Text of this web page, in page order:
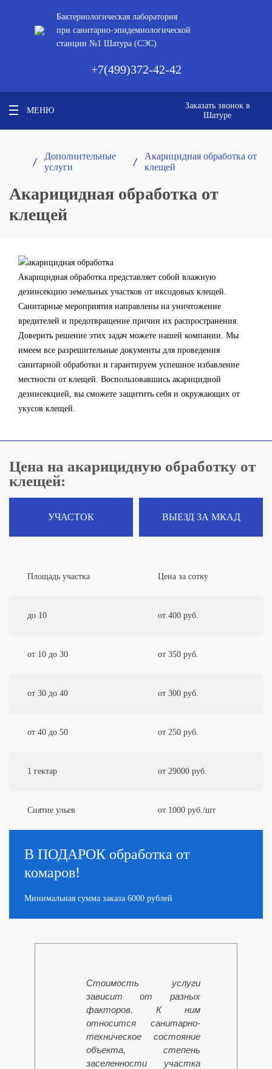
Бактериологическая лаборатория
при санитарно-эпидемиологической
станции №1 Шатура (СЭС)
+7(499)372-42-42
МЕНЮ
Заказать звонок в
Шатуре
/
Дополнительные
услуги
/ Акарицидная обработка от
клещей
Акарицидная обработка от
клещей
Акарицидная обработка представляет собой влажную
дезинсекцию земельных участков от иксодовых клещей.
Санитарные мероприятия направлены на уничтожение
вредителей и предотвращение причин их распространения.
Доверить решение этих задач можете нашей компании. Мы
имеем все разрешительные документы для проведения
санитарной обработки и гарантируем успешное избавление
местности от клещей. Воспользовавшись акарицидной
дезинсекцией, вы сможете защитить себя и окружающих от
укусов клещей.
Цена на акарицидную обработку от
клещей:
УЧАСТОК ВЫЕЗД ЗА МКАД
Площадь участка Цена за сотку
до 10 от 400 руб.
от 10 до 30 от 350 руб.
от 30 до 40 от 300 руб.
от 40 до 50 от 250 руб.
1 гектар от 29000 руб.
Снятие ульев от 1000 руб./шт
В ПОДАРОК обработка от
комаров!
Минимальная сумма заказа 6000 рублей
Стоимость услуги
зависит от разных
факторов. К ним
относится санитарно-
техническое состояние
объекта, степень
заселенности участка